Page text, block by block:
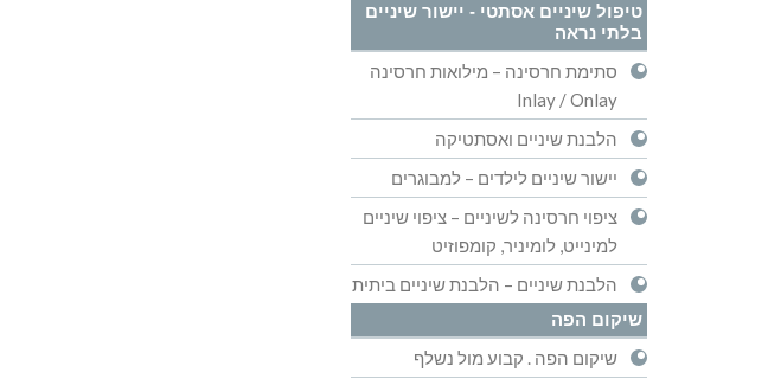
טיפול שיניים אסתטי - יישור שיניים
בלתי נראה
סתימת חרסינה – מילואות חרסינה
Inlay / Onlay
הלבנת שיניים ואסתטיקה
יישור שיניים לילדים – למבוגרים
ציפוי חרסינה לשיניים – ציפוי שיניים
למינייט, לומיניר, קומפוזיט
הלבנת שיניים – הלבנת שיניים ביתית
שיקום הפה
שיקום הפה . קבוע מול נשלף